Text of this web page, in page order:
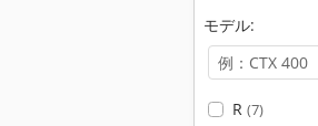
モデル:
R (7)